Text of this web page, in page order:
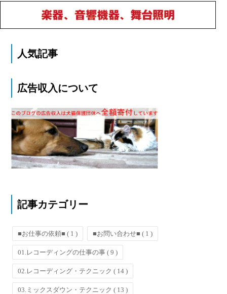
人気記事
広告収入について
記事カテゴリー
■お仕事の依頼■( 1 ) ■お問い合わせ■( 1 )
01.レコーディングの仕事の事( 9 )
02.レコーディング・テクニック( 14 )
03.ミックスダウン・テクニック( 13 )